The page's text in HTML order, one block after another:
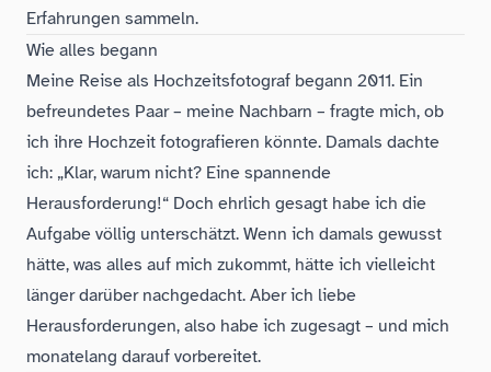
Erfahrungen sammeln.
Wie alles begann
Meine Reise als Hochzeitsfotograf begann 2011. Ein
befreundetes Paar – meine Nachbarn – fragte mich, ob
ich ihre Hochzeit fotografieren könnte. Damals dachte
ich: „Klar, warum nicht? Eine spannende
Herausforderung!“ Doch ehrlich gesagt habe ich die
Aufgabe völlig unterschätzt. Wenn ich damals gewusst
hätte, was alles auf mich zukommt, hätte ich vielleicht
länger darüber nachgedacht. Aber ich liebe
Herausforderungen, also habe ich zugesagt – und mich
monatelang darauf vorbereitet.